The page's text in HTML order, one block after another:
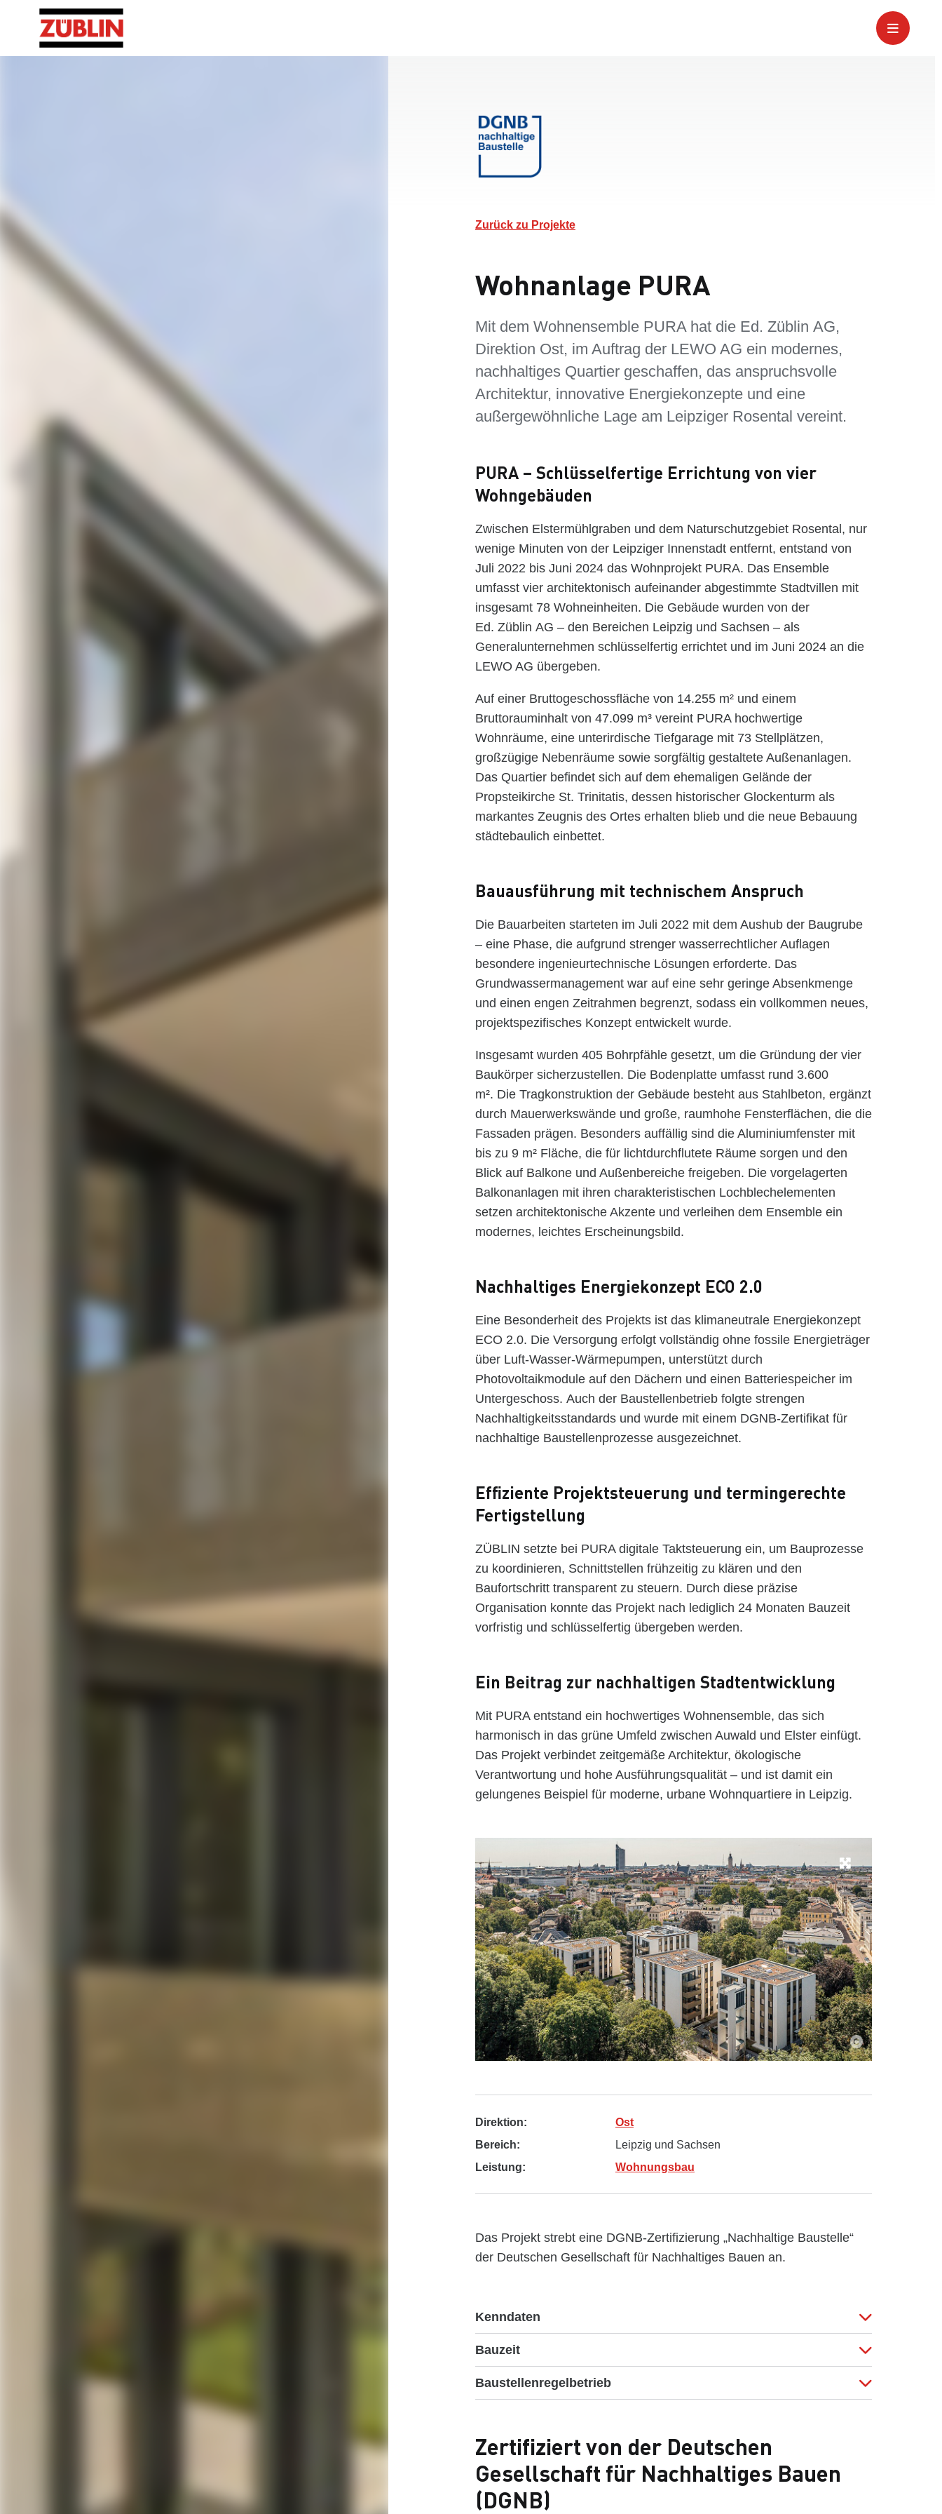
Zurück zu Projekte
Wohnanlage PURA
Mit dem Wohnensemble PURA hat die Ed. Züblin AG,
Direktion Ost, im Auftrag der LEWO AG ein modernes,
nachhaltiges Quartier geschaffen, das anspruchsvolle
Architektur, innovative Energiekonzepte und eine
außergewöhnliche Lage am Leipziger Rosental vereint.
PURA – Schlüsselfertige Errichtung von vier
Wohngebäuden
Zwischen Elstermühlgraben und dem Naturschutzgebiet Rosental, nur
wenige Minuten von der Leipziger Innenstadt entfernt, entstand von
Juli 2022 bis Juni 2024 das Wohnprojekt PURA. Das Ensemble
umfasst vier architektonisch aufeinander abgestimmte Stadtvillen mit
insgesamt 78 Wohneinheiten. Die Gebäude wurden von der
Ed. Züblin AG – den Bereichen Leipzig und Sachsen – als
Generalunternehmen schlüsselfertig errichtet und im Juni 2024 an die
LEWO AG übergeben.
Auf einer Bruttogeschossfläche von 14.255 m² und einem
Bruttorauminhalt von 47.099 m³ vereint PURA hochwertige
Wohnräume, eine unterirdische Tiefgarage mit 73 Stellplätzen,
großzügige Nebenräume sowie sorgfältig gestaltete Außenanlagen.
Das Quartier befindet sich auf dem ehemaligen Gelände der
Propsteikirche St. Trinitatis, dessen historischer Glockenturm als
markantes Zeugnis des Ortes erhalten blieb und die neue Bebauung
städtebaulich einbettet.
Bauausführung mit technischem Anspruch
Die Bauarbeiten starteten im Juli 2022 mit dem Aushub der Baugrube
– eine Phase, die aufgrund strenger wasserrechtlicher Auflagen
besondere ingenieurtechnische Lösungen erforderte. Das
Grundwassermanagement war auf eine sehr geringe Absenkmenge
und einen engen Zeitrahmen begrenzt, sodass ein vollkommen neues,
projektspezifisches Konzept entwickelt wurde.
Insgesamt wurden 405 Bohrpfähle gesetzt, um die Gründung der vier
Baukörper sicherzustellen. Die Bodenplatte umfasst rund 3.600
m². Die Tragkonstruktion der Gebäude besteht aus Stahlbeton, ergänzt
durch Mauerwerkswände und große, raumhohe Fensterflächen, die die
Fassaden prägen. Besonders auffällig sind die Aluminiumfenster mit
bis zu 9 m² Fläche, die für lichtdurchflutete Räume sorgen und den
Blick auf Balkone und Außenbereiche freigeben. Die vorgelagerten
Balkonanlagen mit ihren charakteristischen Lochblechelementen
setzen architektonische Akzente und verleihen dem Ensemble ein
modernes, leichtes Erscheinungsbild.
Nachhaltiges Energiekonzept ECO 2.0
Eine Besonderheit des Projekts ist das klimaneutrale Energiekonzept
ECO 2.0. Die Versorgung erfolgt vollständig ohne fossile Energieträger
über Luft-Wasser-Wärmepumpen, unterstützt durch
Photovoltaikmodule auf den Dächern und einen Batteriespeicher im
Untergeschoss. Auch der Baustellenbetrieb folgte strengen
Nachhaltigkeitsstandards und wurde mit einem DGNB-Zertifikat für
nachhaltige Baustellenprozesse ausgezeichnet.
Effiziente Projektsteuerung und termingerechte
Fertigstellung
ZÜBLIN setzte bei PURA digitale Taktsteuerung ein, um Bauprozesse
zu koordinieren, Schnittstellen frühzeitig zu klären und den
Baufortschritt transparent zu steuern. Durch diese präzise
Organisation konnte das Projekt nach lediglich 24 Monaten Bauzeit
vorfristig und schlüsselfertig übergeben werden.
Ein Beitrag zur nachhaltigen Stadtentwicklung
Mit PURA entstand ein hochwertiges Wohnensemble, das sich
harmonisch in das grüne Umfeld zwischen Auwald und Elster einfügt.
Das Projekt verbindet zeitgemäße Architektur, ökologische
Verantwortung und hohe Ausführungsqualität – und ist damit ein
gelungenes Beispiel für moderne, urbane Wohnquartiere in Leipzig.
Direktion:
Ost
Bereich:
Leipzig und Sachsen
Leistung:
Wohnungsbau
Das Projekt strebt eine DGNB-Zertifizierung „Nachhaltige Baustelle“
der Deutschen Gesellschaft für Nachhaltiges Bauen an.
Kenndaten
Bauzeit
Baustellenregelbetrieb
Zertifiziert von der Deutschen
Gesellschaft für Nachhaltiges Bauen
(DGNB)